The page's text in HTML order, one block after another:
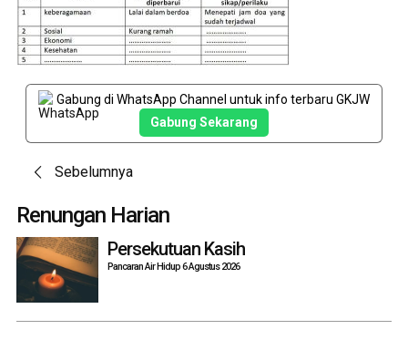
Gabung di WhatsApp Channel untuk info terbaru GKJW
Gabung Sekarang
Post
navigation
Sebelumnya
Renungan Harian
Persekutuan Kasih
Pancaran Air Hidup 6 Agustus 2026